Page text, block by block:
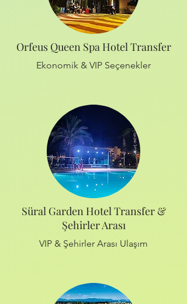
Orfeus Queen Spa Hotel Transfer
Ekonomik & VIP Seçenekler
Süral Garden Hotel Transfer &
Şehirler Arası
VIP & Şehirler Arası Ulaşım